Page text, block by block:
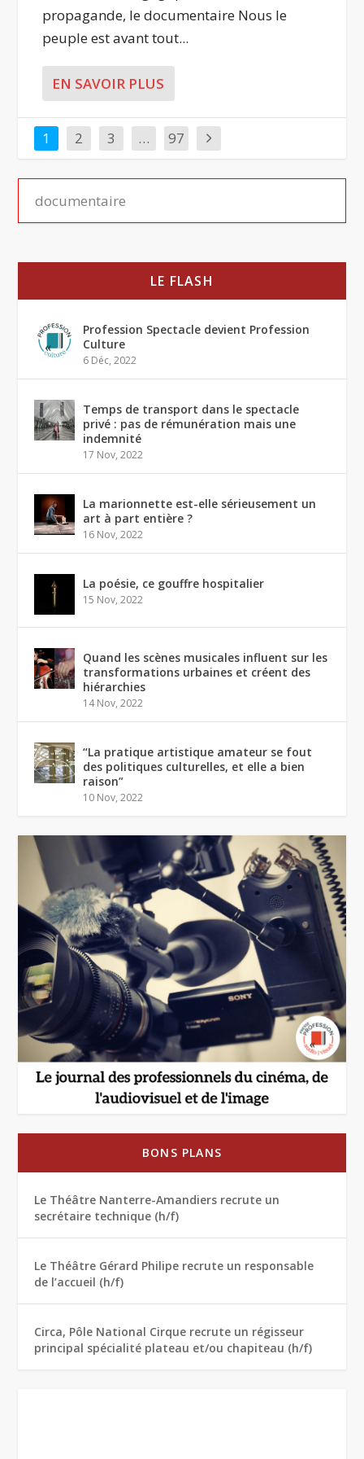
propagande, le documentaire Nous le
peuple est avant tout...
EN SAVOIR PLUS
1 2 3 … 97
LE FLASH
Profession Spectacle devient Profession
Culture
6 Déc, 2022
Temps de transport dans le spectacle
privé : pas de rémunération mais une
indemnité
17 Nov, 2022
La marionnette est-elle sérieusement un
art à part entière ?
16 Nov, 2022
La poésie, ce gouffre hospitalier
15 Nov, 2022
Quand les scènes musicales influent sur les
transformations urbaines et créent des
hiérarchies
14 Nov, 2022
“La pratique artistique amateur se fout
des politiques culturelles, et elle a bien
raison”
10 Nov, 2022
BONS PLANS
Le Théâtre Nanterre-Amandiers recrute un
secrétaire technique (h/f)
Le Théâtre Gérard Philipe recrute un responsable
de l’accueil (h/f)
Circa, Pôle National Cirque recrute un régisseur
principal spécialité plateau et/ou chapiteau (h/f)